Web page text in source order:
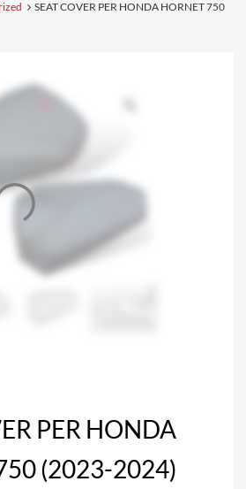
SEAT COVER PER HONDA HORNET 750
PER HONDA
(2023-2024)